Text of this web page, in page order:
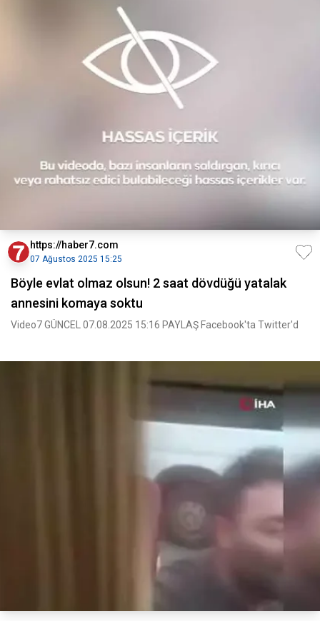
https://haber7.com
07 Ağustos 2025 15:25
Böyle evlat olmaz olsun! 2 saat dövdüğü yatalak
annesini komaya soktu
Video7 GÜNCEL 07.08.2025 15:16 PAYLAŞ Facebook'ta Twitter'd